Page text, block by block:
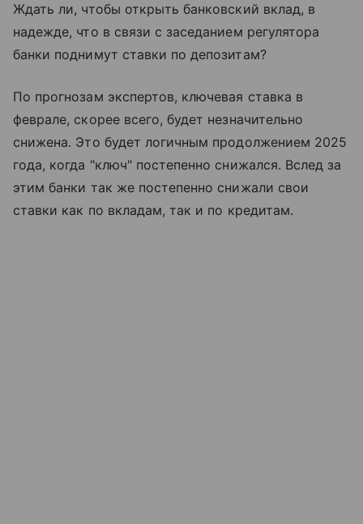
Ждать ли, чтобы открыть банковский вклад, в
надежде, что в связи с заседанием регулятора
банки поднимут ставки по депозитам?
По прогнозам экспертов, ключевая ставка в
феврале, скорее всего, будет незначительно
снижена. Это будет логичным продолжением 2025
года, когда "ключ" постепенно снижался. Вслед за
этим банки так же постепенно снижали свои
ставки как по вкладам, так и по кредитам.